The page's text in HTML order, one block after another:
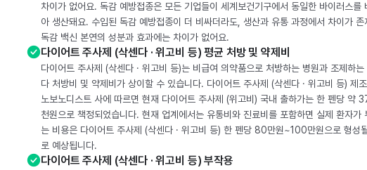
차이가 없어요. 독감 예방접종은 모든 기업들이 세계보건기구에서 동일한 바이러스를
아 생산돼요. 수입된 독감 예방접종이 더 비싸더라도, 생산과 유통 과정에서 차이가 존
독감 백신 본연의 성분과 효과에는 차이가 없어요.
다이어트 주사제 (삭센다 · 위고비 등) 평균 처방 및 약제비
다이어트 주사제 (삭센다 · 위고비 등)는 비급여 의약품으로 처방하는 병원과 조제하는
다 처방비 및 약제비가 상이할 수 있습니다. 다이어트 주사제 (삭센다 · 위고비 등) 제
노보노디스트 사에 따르면 현재 다이어트 주사제 (위고비) 국내 출하가는 한 펜당 약
천원으로 책정되었습니다. 현재 업계에서는 유통비와 진료비를 포함하면 실제 환자가
는 비용은 다이어트 주사제 (삭센다 · 위고비 등) 한 펜당 80만원~100만원으로 형성
로 예상됩니다.
다이어트 주사제 (삭센다 · 위고비 등) 부작용